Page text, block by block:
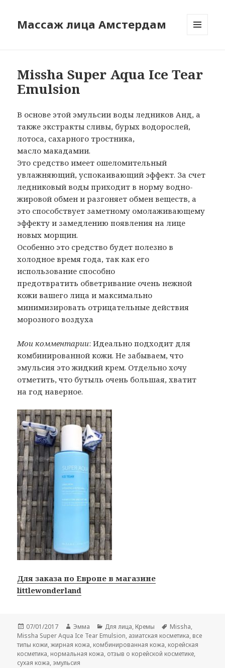
Массаж лица Амстердам
Missha Super Aqua Ice Tear
Emulsion
В основе этой эмульсии воды ледников Анд, а
также экстракты сливы, бурых водорослей,
лотоса, сахарного тростника,
масло макадамии.
Это средство имеет ошеломительный
увлажняющий, успокаивающий эффект. За счет
ледниковый воды приходит в норму водно-
жировой обмен и разгоняет обмен веществ, а
это способствует заметному омолаживающему
эффекту и замедлению появления на лице
новых морщин.
Особенно это средство будет полезно в
холодное время года, так как его
использование способно
предотвратить обветривание очень нежной
кожи вашего лица и максимально
минимизировать отрицательные действия
морозного воздуха
Мои комментарии: Идеально подходит для
комбинированной кожи. Не забываем, что
эмульсия это жидкий крем. Отдельно хочу
отметить, что бутыль очень большая, хватит
на год наверное.
Для заказа по Европе в магазине
littlewonderland
Опубликовано
07/01/2017 Автор
Эмма Рубрики
Для лица, Кремы Метки
Missha,
Missha Super Aqua Ice Tear Emulsion, азиатская косметика, все
типы кожи,жирная кожа, комбинированная кожа, корейская
косметика, нормальная кожа, отзыв о корейской косметике,
сухая кожа, эмульсия